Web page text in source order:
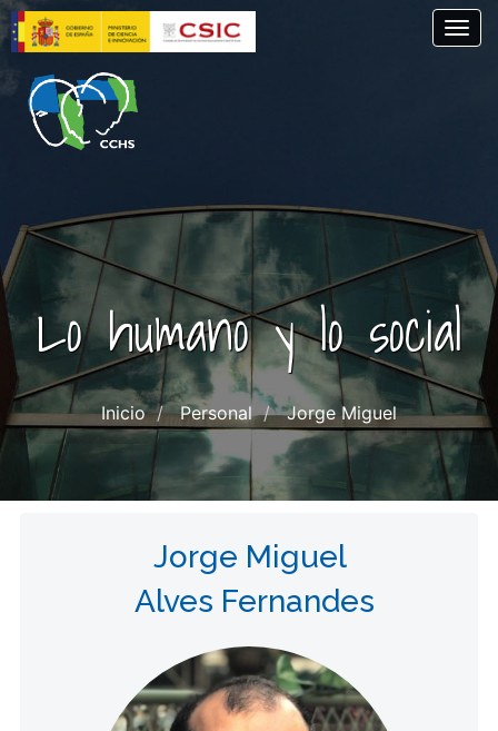
Pasar
al
contenido
principal
Lo humano y lo social
Inicio Personal Jorge Miguel
Jorge Miguel
Alves Fernandes